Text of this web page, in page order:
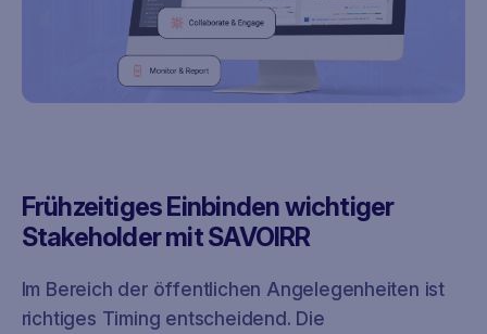
Frühzeitiges Einbinden wichtiger
Stakeholder mit SAVOIRR
Im Bereich der öffentlichen Angelegenheiten ist
richtiges Timing entscheidend. Die